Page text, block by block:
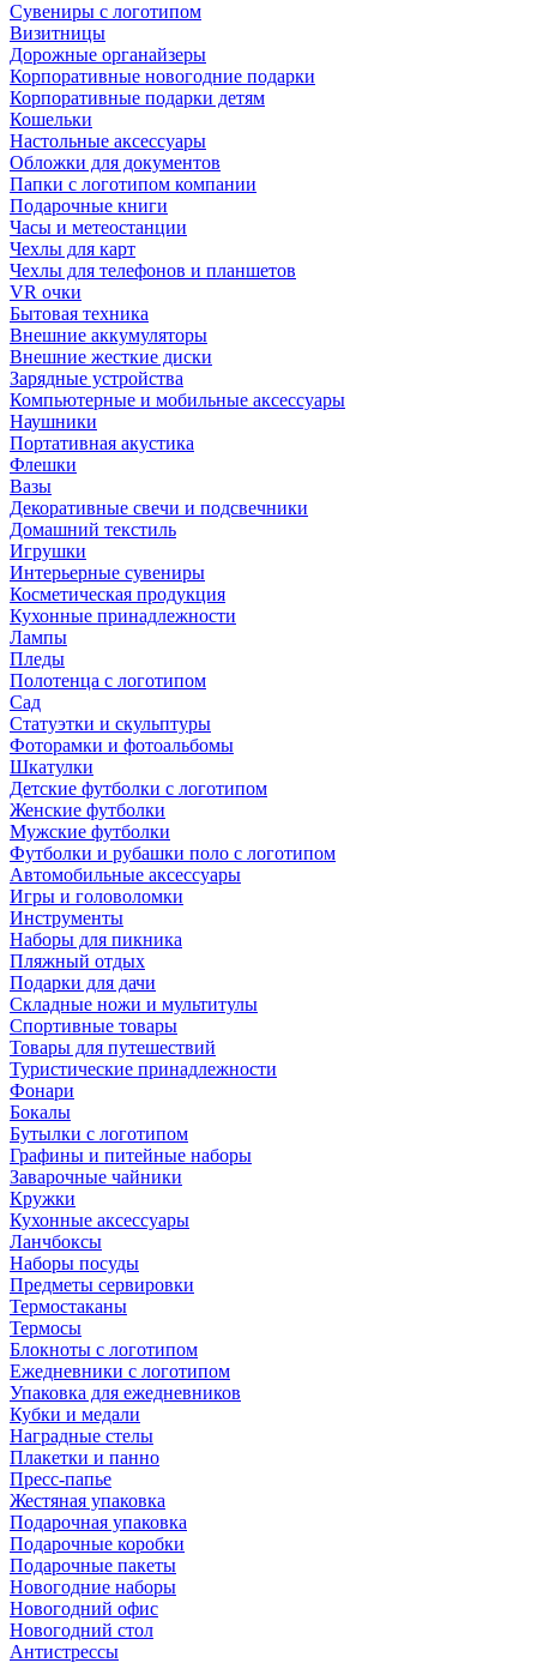
Сувениры с логотипом
Визитницы
Дорожные органайзеры
Корпоративные новогодние подарки
Корпоративные подарки детям
Кошельки
Настольные аксессуары
Обложки для документов
Папки с логотипом компании
Подарочные книги
Часы и метеостанции
Чехлы для карт
Чехлы для телефонов и планшетов
VR очки
Бытовая техника
Внешние аккумуляторы
Внешние жесткие диски
Зарядные устройства
Компьютерные и мобильные аксессуары
Наушники
Портативная акустика
Флешки
Вазы
Декоративные свечи и подсвечники
Домашний текстиль
Игрушки
Интерьерные сувениры
Косметическая продукция
Кухонные принадлежности
Лампы
Пледы
Полотенца с логотипом
Сад
Статуэтки и скульптуры
Фоторамки и фотоальбомы
Шкатулки
Детские футболки с логотипом
Женские футболки
Мужские футболки
Футболки и рубашки поло с логотипом
Автомобильные аксессуары
Игры и головоломки
Инструменты
Наборы для пикника
Пляжный отдых
Подарки для дачи
Складные ножи и мультитулы
Спортивные товары
Товары для путешествий
Туристические принадлежности
Фонари
Бокалы
Бутылки с логотипом
Графины и питейные наборы
Заварочные чайники
Кружки
Кухонные аксессуары
Ланчбоксы
Наборы посуды
Предметы сервировки
Термостаканы
Термосы
Блокноты с логотипом
Ежедневники с логотипом
Упаковка для ежедневников
Кубки и медали
Наградные стелы
Плакетки и панно
Пресс-папье
Жестяная упаковка
Подарочная упаковка
Подарочные коробки
Подарочные пакеты
Новогодние наборы
Новогодний офис
Новогодний стол
Антистрессы